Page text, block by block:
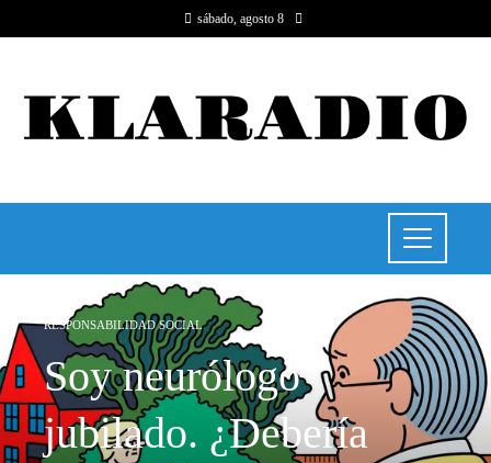
sábado, agosto 8
RESPONSABILIDAD SOCIAL
Soy neurólogo
jubilado. ¿Debería